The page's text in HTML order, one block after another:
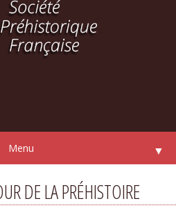
Menu ▼
DE LA PRÉHISTOIRE